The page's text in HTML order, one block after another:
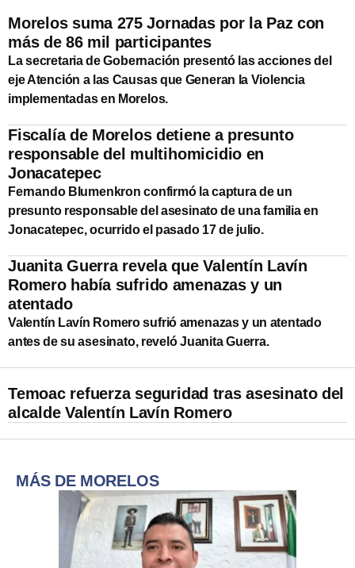
Morelos suma 275 Jornadas por la Paz con
más de 86 mil participantes
La secretaria de Gobernación presentó las acciones del
eje Atención a las Causas que Generan la Violencia
implementadas en Morelos.
Fiscalía de Morelos detiene a presunto
responsable del multihomicidio en
Jonacatepec
Fernando Blumenkron confirmó la captura de un
presunto responsable del asesinato de una familia en
Jonacatepec, ocurrido el pasado 17 de julio.
Juanita Guerra revela que Valentín Lavín
Romero había sufrido amenazas y un
atentado
Valentín Lavín Romero sufrió amenazas y un atentado
antes de su asesinato, reveló Juanita Guerra.
Temoac refuerza seguridad tras asesinato del
alcalde Valentín Lavín Romero
MÁS DE MORELOS